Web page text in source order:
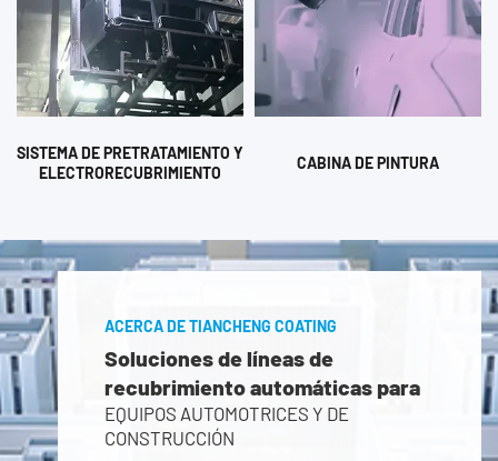
SISTEMA DE PRETRATAMIENTO Y
ELECTRORECUBRIMIENTO
CABINA DE PINTURA
ACERCA DE TIANCHENG COATING
Soluciones de líneas de
recubrimiento automáticas para
EQUIPOS AUTOMOTRICES Y DE
CONSTRUCCIÓN